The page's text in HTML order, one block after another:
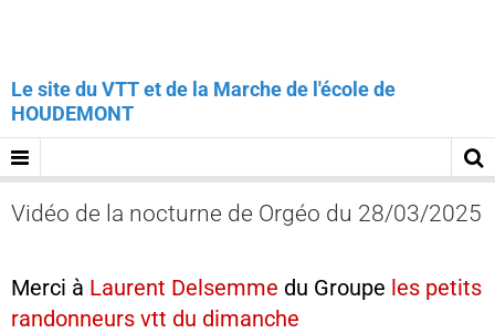
Le site du VTT et de la Marche de l'école de
HOUDEMONT
Vidéo de la nocturne de Orgéo du 28/03/2025
Merci à Laurent Delsemme du Groupe les petits
randonneurs vtt du dimanche